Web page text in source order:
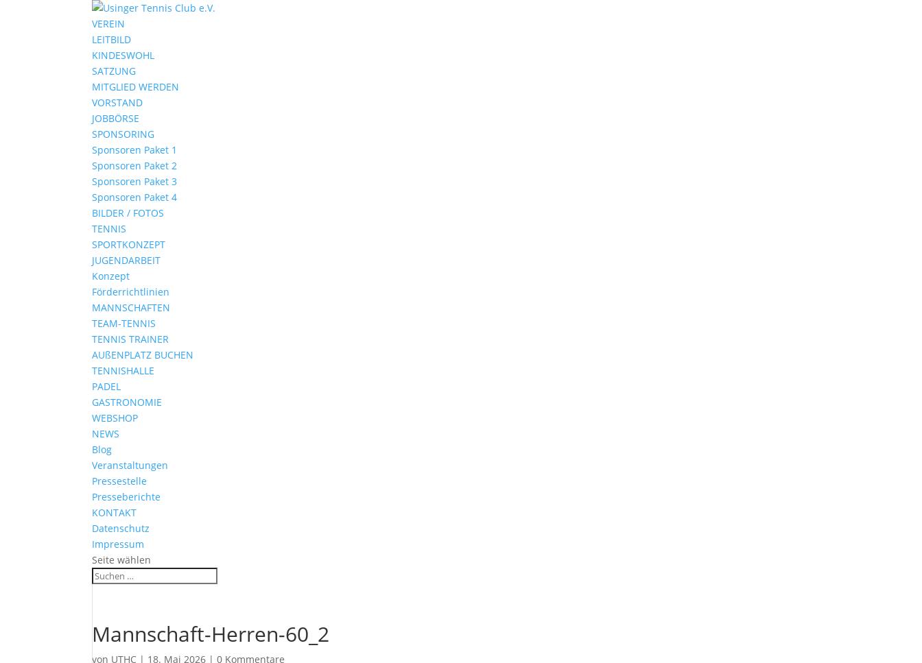
VEREIN
LEITBILD
KINDESWOHL
SATZUNG
MITGLIED WERDEN
VORSTAND
JOBBÖRSE
SPONSORING
Sponsoren Paket 1
Sponsoren Paket 2
Sponsoren Paket 3
Sponsoren Paket 4
BILDER / FOTOS
TENNIS
SPORTKONZEPT
JUGENDARBEIT
Konzept
Förderrichtlinien
MANNSCHAFTEN
TEAM-TENNIS
TENNIS TRAINER
AUßENPLATZ BUCHEN
TENNISHALLE
PADEL
GASTRONOMIE
WEBSHOP
NEWS
Blog
Veranstaltungen
Pressestelle
Presseberichte
KONTAKT
Datenschutz
Impressum
Seite wählen
Mannschaft-Herren-60_2
von UTHC | 18. Mai 2026 |0 Kommentare